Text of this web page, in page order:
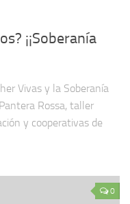
¡¡Soberanía
Vivas y la Soberanía
Rossa, taller
y cooperativas de
0